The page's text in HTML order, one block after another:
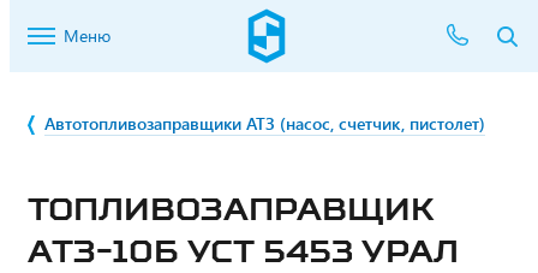
Меню
Автотопливозаправщики АТЗ (насос, счетчик, пистолет)
ТОПЛИВОЗАПРАВЩИК
АТЗ-10Б УСТ 5453 УРАЛ